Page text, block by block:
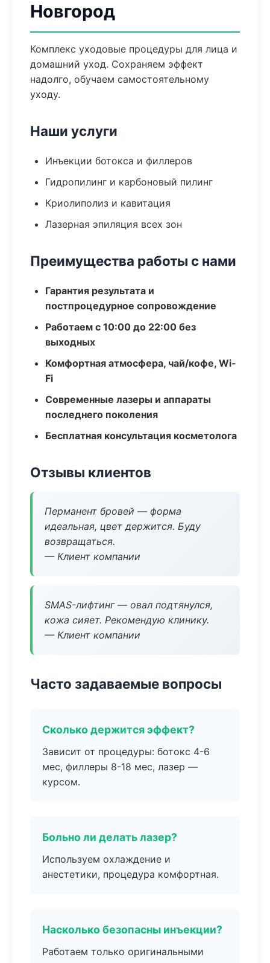
Новгород
Комплекс уходовые процедуры для лица и
домашний уход. Сохраняем эффект
надолго, обучаем самостоятельному
уходу.
Наши услуги
Инъекции ботокса и филлеров
Гидропилинг и карбоновый пилинг
Криолиполиз и кавитация
Лазерная эпиляция всех зон
Преимущества работы с нами
Гарантия результата и
постпроцедурное сопровождение
Работаем с 10:00 до 22:00 без
выходных
Комфортная атмосфера, чай/кофе, Wi-
Fi
Современные лазеры и аппараты
последнего поколения
Бесплатная консультация косметолога
Отзывы клиентов
Перманент бровей — форма
идеальная, цвет держится. Буду
возвращаться.
— Клиент компании
SMAS-лифтинг — овал подтянулся,
кожа сияет. Рекомендую клинику.
— Клиент компании
Часто задаваемые вопросы
Сколько держится эффект?
Зависит от процедуры: ботокс 4-6
мес, филлеры 8-18 мес, лазер —
курсом.
Больно ли делать лазер?
Используем охлаждение и
анестетики, процедура комфортная.
Насколько безопасны инъекции?
Работаем только оригинальными